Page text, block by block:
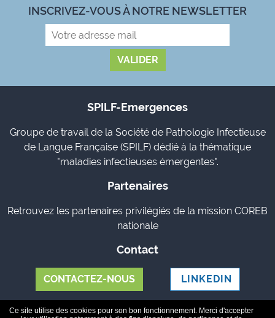
INSCRIVEZ-VOUS À NOTRE NEWSLETTER
SPILF-Emergences
Groupe de travail de la Société de Pathologie Infectieuse
de Langue Française (SPILF) dédié à la thématique
"maladies infectieuses émergentes".
Partenaires
Retrouvez les partenaires privilégiés de la mission COREB
nationale
Contact
CONTACTEZ-NOUS LINKEDIN
Le réseau reb-Contact-Mentions légales-Données
Ce site utilise des cookies pour son bon fonctionnement. Merci d'accepter